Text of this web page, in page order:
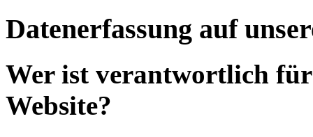
Datenerfassung auf
Wer ist verantwortlich für
Website?